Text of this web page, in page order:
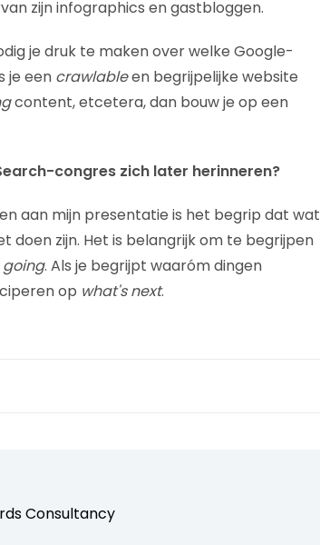
zijn infographics en gastbloggen.
je druk te maken over welke Google-
je een crawlableen begrijpelijke website
content, etcetera, dan bouw je op een
congres zich later herinneren?
aan mijn presentatie is het begrip dat wat
doen zijn. Het is belangrijk om te begrijpen
going. Als je begrijpt waaróm dingen
op what's next.
Consultancy